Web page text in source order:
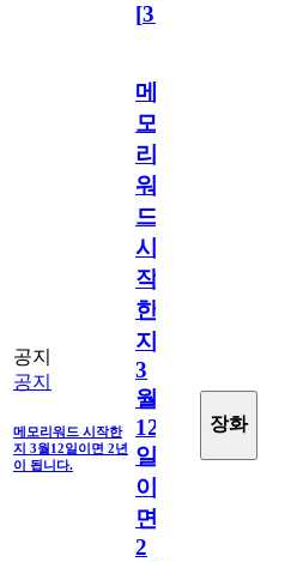
[31
공지
공지
메모리워드 시작한
지 3월12일이면 2년
이 됩니다.
메
모
리
워
드
시
작
한
지
3
월
12
일
이
면
2
장화